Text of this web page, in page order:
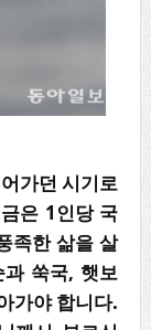
가던 시기로
은 1인당 국
족한 삶을 살
쑥국, 햇보
가야 합니다.